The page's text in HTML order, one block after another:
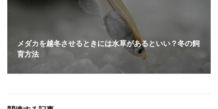
メダカを越冬させるときには水草があるといい？冬の飼
育方法